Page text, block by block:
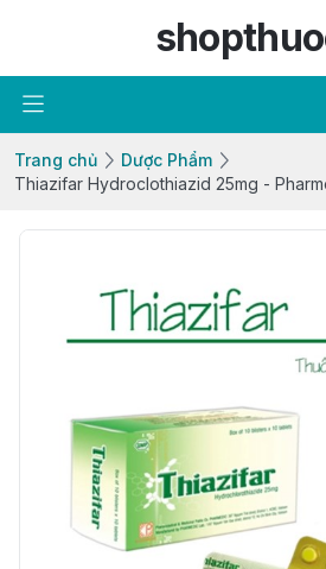
Trang chủ
Dược Phẩm
Thiazifar Hydroclothiazid 25mg -